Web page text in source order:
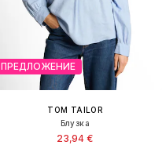
ПРЕДЛОЖЕНИЕ
TOM TAILOR
Блузка
23,94 €